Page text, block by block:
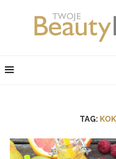
TAG: